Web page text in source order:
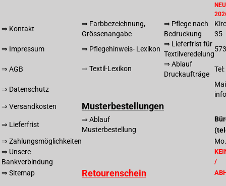
⇒ Kontakt
⇒ Farbbezeichnung,
Grössenangabe
⇒ Pflege nach
Bedruckung
35
⇒ Impressum
⇒ Pflegehinweis- Lexikon
⇒ Lieferfrist für
Textilveredelung
⇒ AGB ⇒ Textil-Lexikon
⇒ Ablauf
Druckaufträge
⇒ Datenschutz
⇒ Versandkosten
Musterbestellungen
⇒ Lieferfrist
⇒ Ablauf
Musterbestellung
⇒ Zahlungsmöglichkeiten
⇒ Unsere
Bankverbindung
/
⇒ Sitemap Retourenschein